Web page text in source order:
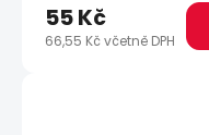
66,55 Kč včetně DPH
55 Kč